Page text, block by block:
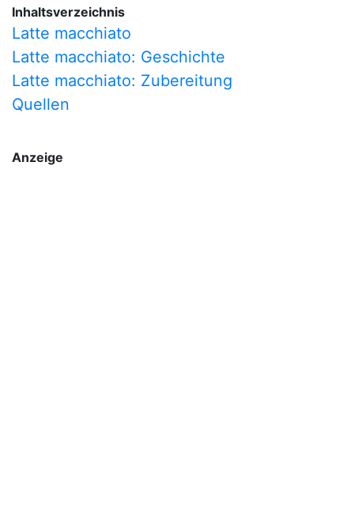
Inhaltsverzeichnis
Latte macchiato
Latte macchiato: Geschichte
Latte macchiato: Zubereitung
Quellen
Anzeige